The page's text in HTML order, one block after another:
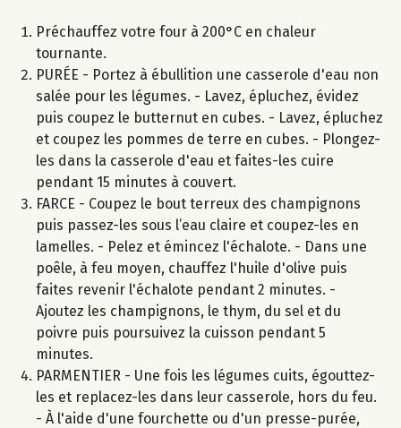
Préchauffez votre four à 200°C en chaleur
tournante.
PURÉE - Portez à ébullition une casserole d'eau non
salée pour les légumes. - Lavez, épluchez, évidez
puis coupez le butternut en cubes. - Lavez, épluchez
et coupez les pommes de terre en cubes. - Plongez-
les dans la casserole d'eau et faites-les cuire
pendant 15 minutes à couvert.
FARCE - Coupez le bout terreux des champignons
puis passez-les sous l’eau claire et coupez-les en
lamelles. - Pelez et émincez l'échalote. - Dans une
poêle, à feu moyen, chauffez l'huile d'olive puis
faites revenir l'échalote pendant 2 minutes. -
Ajoutez les champignons, le thym, du sel et du
poivre puis poursuivez la cuisson pendant 5
minutes.
PARMENTIER - Une fois les légumes cuits, égouttez-
les et replacez-les dans leur casserole, hors du feu.
- À l'aide d'une fourchette ou d'un presse-purée,